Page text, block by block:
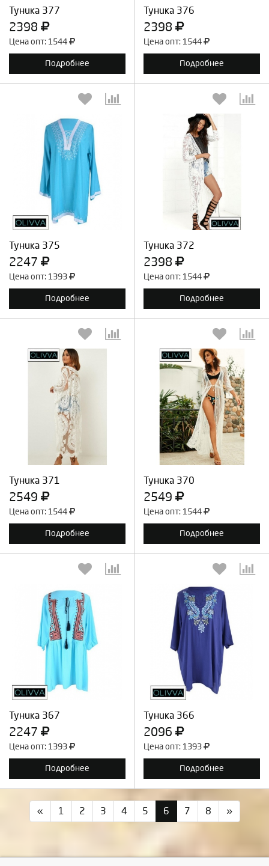
Туника 377
2398
Цена опт: 1544
Подробнее
Туника 376
2398
Цена опт: 1544
Подробнее
Туника 375
2247
Цена опт: 1393
Подробнее
Выберите количество:
Продолжить Отмена
Туника 372
2398
Цена опт: 1544
Подробнее
Выберите количество:
Продолжить Отмена
Туника 371
2549
Цена опт: 1544
Подробнее
Выберите количество:
Продолжить
Туника 370
2549
Цена опт: 1544
Подробнее
Выберите количество:
Продолжить Отмена
Туника 367
2247
Цена опт: 1393
Подробнее
Выберите количество:
Продолжить
Туника 366
2096
Цена опт: 1393
Подробнее
Выберите количество:
Продолжить
« 1 2 3 4 5 6 7 8 »